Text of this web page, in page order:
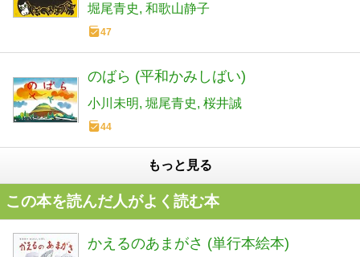
堀尾青史 和歌山静子
47
のばら (平和かみしばい)
小川未明 堀尾青史 桜井誠
44
もっと見る
この本を読んだ人がよく読む本
かえるのあまがさ (単行本絵本)